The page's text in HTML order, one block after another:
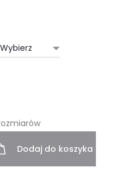
Dodaj do koszyka